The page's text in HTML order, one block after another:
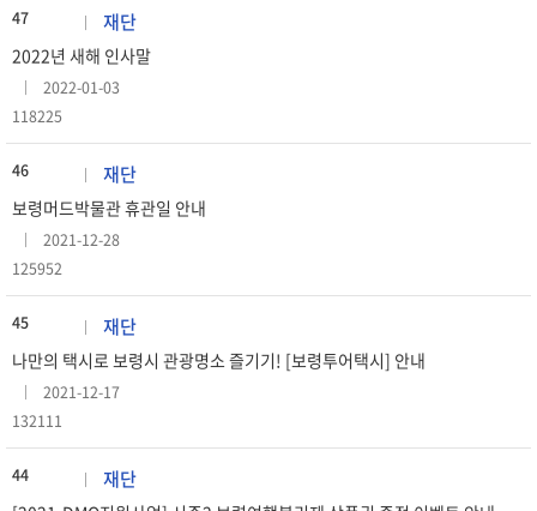
47 재단
2022년 새해 인사말
2022-01-03
118225
46 재단
보령머드박물관 휴관일 안내
2021-12-28
125952
45 재단
나만의 택시로 보령시 관광명소 즐기기! [보령투어택시] 안내
2021-12-17
132111
44 재단